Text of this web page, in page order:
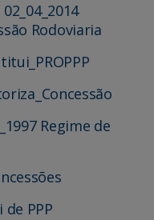
Rodoviaria
Regime de
de PPP